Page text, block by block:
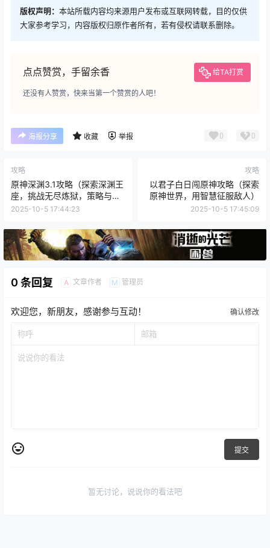
版权声明： 本站所载内容均来源用户发布或互联网转载，目的仅供
大家参考学习，内容版权归原作者所有，若有侵权请联系删除。
点点赞赏，手留余香 给TA打赏
还没有人赞赏，快来当第一个赞赏的人吧！
海报分享 收藏 举报 0 0
攻略
原神深渊3.1攻略（探索深渊王
座，挑战无尽炼狱，策略与实
力兼备）
2025-10-5 17:44:23
攻略
以君子白日闯原神攻略（探索
原神世界，用智慧征服敌人）
2025-10-5 17:45:09
0 条回复 A 文章作者 M 管理员
欢迎您，新朋友，感谢参与互动！ 确认修改
提交
暂无讨论，说说你的看法吧